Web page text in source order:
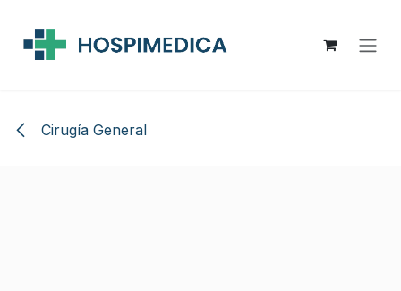
Cirugía General